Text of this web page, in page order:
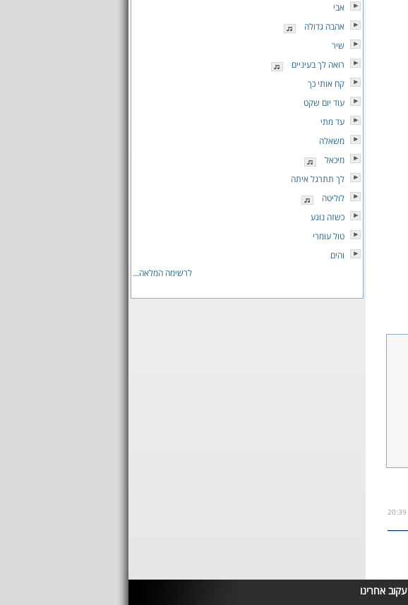
אבי
אהבה גדולה
שיר
רואה לך בעיניים
קח אותי כך
עוד יום שקט
עד מתי
משאלה
מיכאל
לך תתרגל איתה
לוליטה
כשזה נוגע
טול עומרי
והים
לרשימה המלאה...
עקוב אחרינו